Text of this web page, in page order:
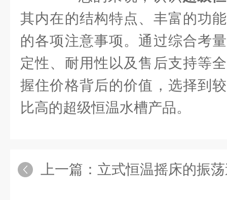
其内在的结构特点、丰富的功
的各项注意事项。通过综合考
定性、耐用性以及售后支持等
握住价格背后的价值，选择到
比高的超级恒温水槽产品。
上一篇： 立式恒温摇床的振